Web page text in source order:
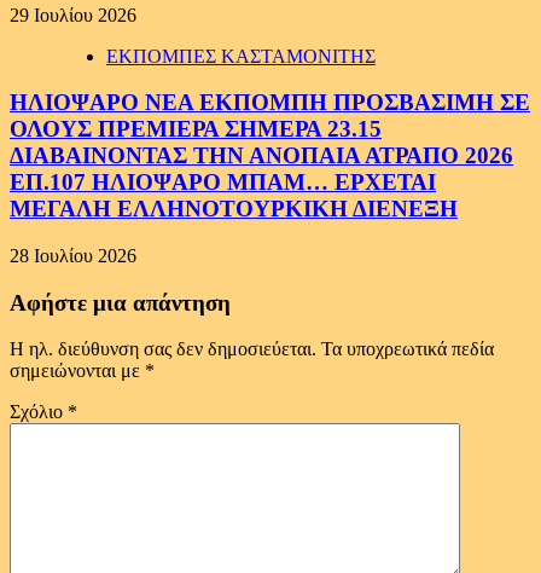
29 Ιουλίου 2026
ΕΚΠΟΜΠΕΣ ΚΑΣΤΑΜΟΝΙΤΗΣ
ΗΛΙΟΨΑΡΟ ΝΕΑ ΕΚΠΟΜΠΗ ΠΡΟΣΒΑΣΙΜΗ ΣΕ
ΟΛΟΥΣ ΠΡΕΜΙΕΡΑ ΣΗΜΕΡΑ 23.15
ΔΙΑΒΑΙΝΟΝΤΑΣ ΤΗΝ ΑΝΟΠΑΙΑ ΑΤΡΑΠΟ 2026
ΕΠ.107 ΗΛΙΟΨΑΡΟ ΜΠΑΜ… ΕΡΧΕΤΑΙ
ΜΕΓΑΛΗ ΕΛΛΗΝΟΤΟΥΡΚΙΚΗ ΔΙΕΝΕΞΗ
28 Ιουλίου 2026
Αφήστε μια απάντηση
Η ηλ. διεύθυνση σας δεν δημοσιεύεται. Τα υποχρεωτικά πεδία
σημειώνονται με *
Σχόλιο *